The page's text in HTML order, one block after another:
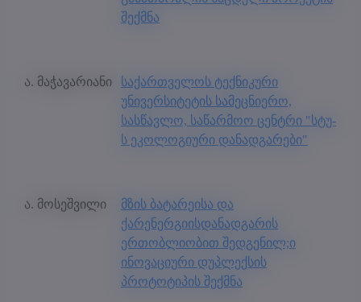
შექმნა
ა. მაჭავარიანი
საქართველოს ტექნიკური
უნივერსიტეტის სამეცნიერო,
სასწავლო, საწარმოო ცენტრი "სტუ-
ს ეკოლოგიური დანადგარები"
ა. მოსეშვილი
მზის ბატარეისა და
ქარენერგიისდანადგარის
ერთობლიობით შედგენილ;ი
ინოვაციური დუპლექსის
პროტოტიპის შექმნა